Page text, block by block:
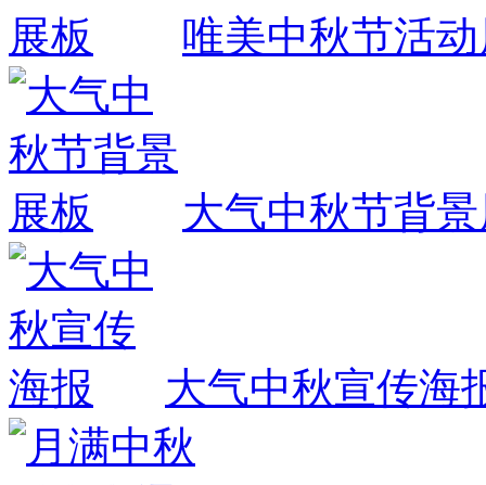
唯美中秋节活
大气中秋节背
大气中秋宣传海